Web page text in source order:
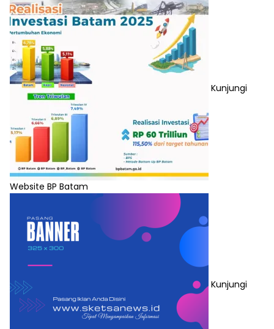
Kunjungi
Website BP Batam
Kunjungi